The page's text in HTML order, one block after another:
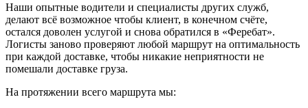
Наши опытные водители и специалисты других служб,
делают всё возможное чтобы клиент, в конечном счёте,
остался доволен услугой и снова обратился в «Феребат».
Логисты заново проверяют любой маршрут на оптимальность
при каждой доставке, чтобы никакие неприятности не
помешали доставке груза.
На протяжении всего маршрута мы: